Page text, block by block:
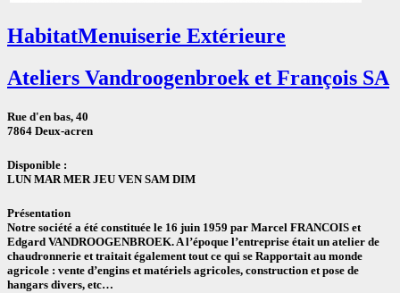
HabitatMenuiserie Extérieure
Ateliers Vandroogenbroek et François SA
Rue d'en bas, 40
7864 Deux-acren
Disponible :
LUN MAR MER JEU VEN SAM DIM
Présentation
Notre société a été constituée le 16 juin 1959 par Marcel FRANCOIS et
Edgard VANDROOGENBROEK. A l’époque l’entreprise était un atelier de
chaudronnerie et traitait également tout ce qui se Rapportait au monde
agricole : vente d’engins et matériels agricoles, construction et pose de
hangars divers, etc…